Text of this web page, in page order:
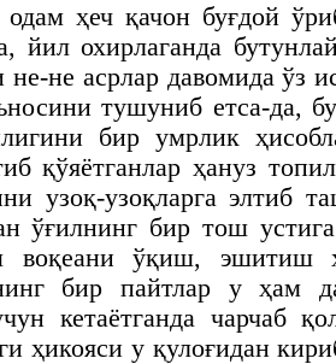
ҳеч қачон буғдой
йил охирлаганда
не-не асрлар давомида ўз
тушуниб етса-да,
бир умрлик
қўяётганлар ҳануз
узоқ-узоқларга элтиб
ўғилнинг бир тош
воқеани ўқиш, эшитиш
бир пайтлар у ҳам
кетаётганда чарчаб
ҳикояси у қулоғидан